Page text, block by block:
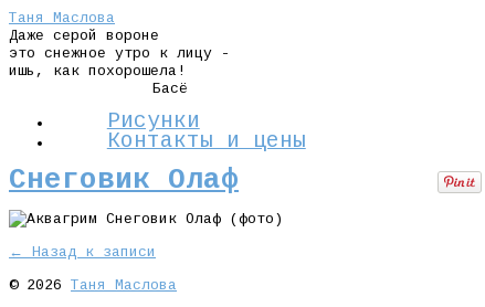
Таня Маслова
Даже серой вороне
это снежное утро к лицу -
ишь, как похорошела!
Басё
Рисунки
Контакты и цены
Снеговик Олаф
← Назад к записи
© 2026 Таня Маслова